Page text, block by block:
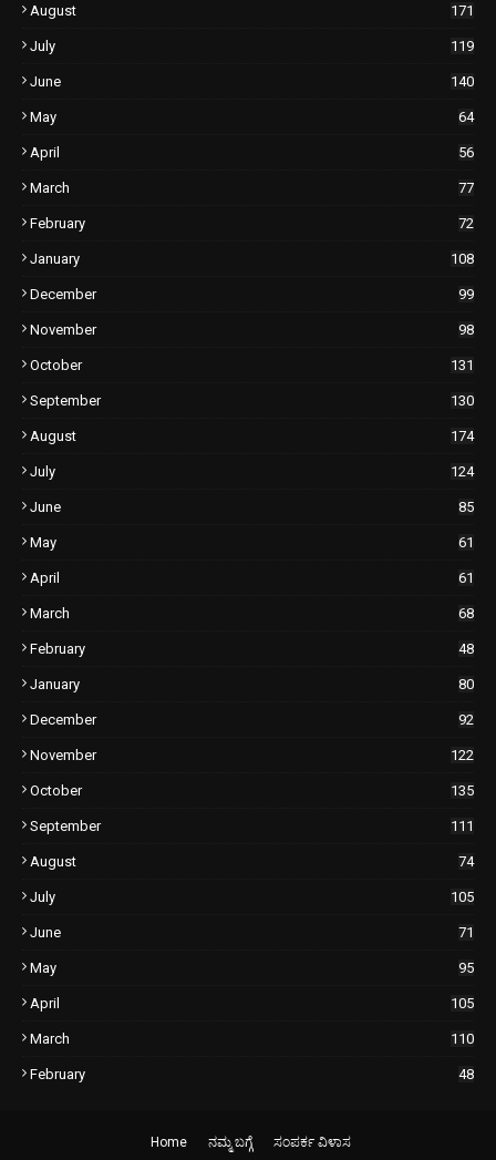
August 171
July 119
June 140
May 64
April 56
March 77
February 72
January 108
December 99
November 98
October 131
September 130
August 174
July 124
June 85
May 61
April 61
March 68
February 48
January 80
December 92
November 122
October 135
September 111
August 74
July 105
June 71
May 95
April 105
March 110
February 48
Home ನಮ್ಮ ಬಗ್ಗೆ ಸಂಪರ್ಕ ವಿಳಾಸ